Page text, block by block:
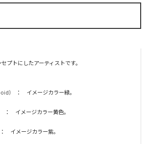
プトにしたアーティストです。
　：　イメージカラー緑。
　：　イメージカラー黄色。
：　イメージカラー紫。